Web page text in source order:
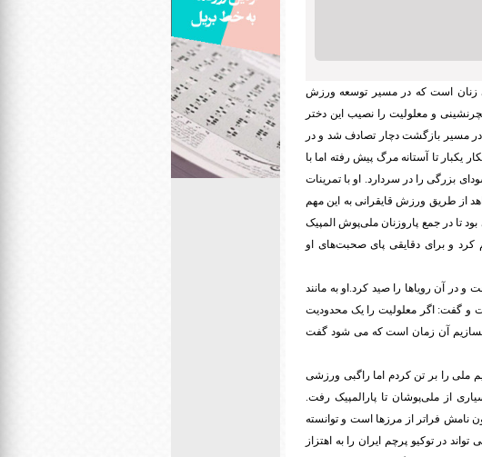
زنان است که در مسیر توسعه ورزش
و معلولیت را نصیب این دختر
در مسیر بازگشت دچار تصادف شد و در
یکبار تا آستانه مرگ پیش رفته اما با
بزرگی را در سردارد. او با تمرینات
از طریق ورزش قایقرانی به این مهم
تا در جمع پاروزنان ملی‌پوش المپیک
کرد و برای دقایقی پای صحبت‌های او
در آن رویاها را صید کرد.او به مانند
و گفت: اگر معلولیت را یک محدودیت
بسازیم آن زمان است که می شود گفت
ملی را بر تن کردم اما راگبی ورزشی
از ملی‌پوشان تا پارالمپیک رفت.
نامش فراتر از مرزها است و توانسته
در توکیو پرچم ایران را به اهتزاز